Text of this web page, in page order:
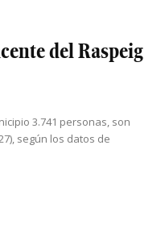
del Raspeig
3.741 personas, son
según los datos de